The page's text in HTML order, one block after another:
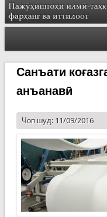
Санъати
анъанавӣ
Чоп шуд: 11/09/2016